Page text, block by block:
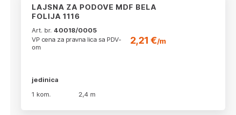
LAJSNA ZA PODOVE MDF BELA
FOLIJA 1116
Art. br. 40018/0005
VP cena za pravna lica sa PDV-
om
2,21 €/m
jedinica
1 kom.
2,4 m